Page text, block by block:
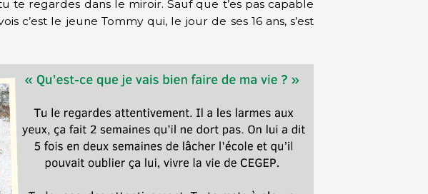
te regardes dans le miroir. Sauf que t’es pas capable
c’est le jeune Tommy qui, le jour de ses 16 ans, s’est